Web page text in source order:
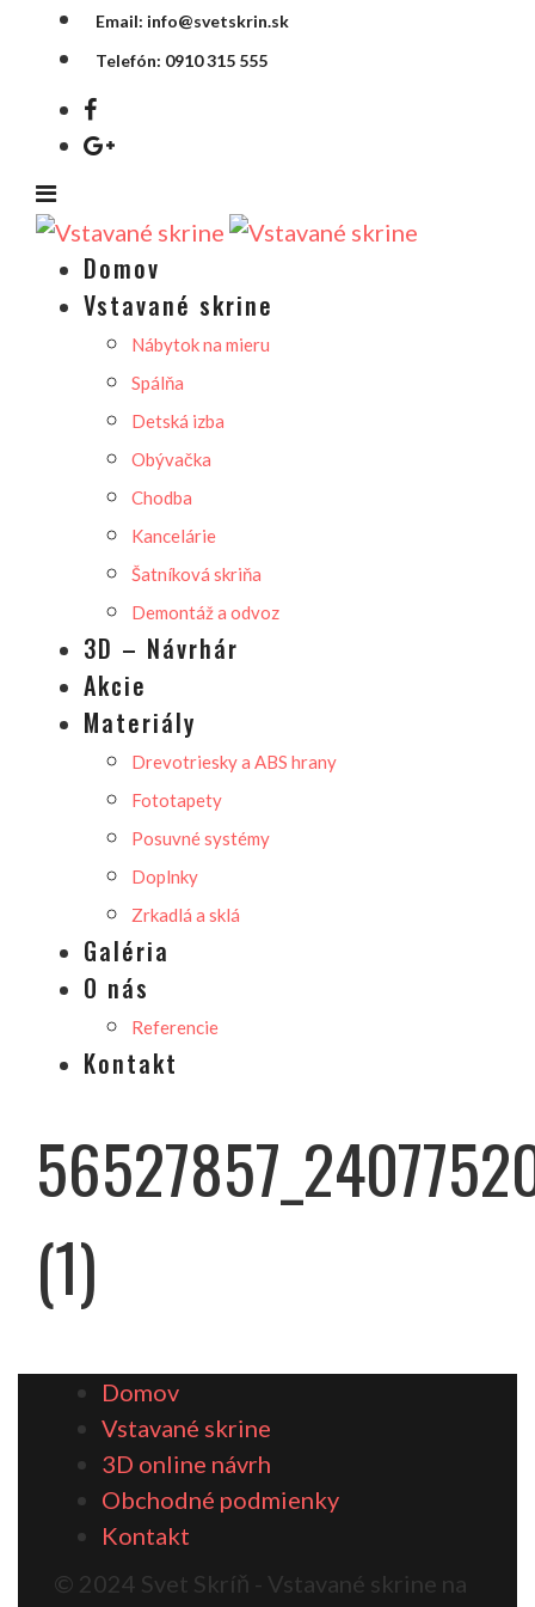
Email: info@svetskrin.sk
Telefón: 0910 315 555
Domov
Vstavané skrine
Nábytok na mieru
Spálňa
Detská izba
Obývačka
Chodba
Kancelárie
Šatníková skriňa
Demontáž a odvoz
3D – Návrhár
Akcie
Materiály
Drevotriesky a ABS hrany
Fototapety
Posuvné systémy
Doplnky
Zrkadlá a sklá
Galéria
O nás
Referencie
Kontakt
(1)
Domov
Vstavané skrine
3D online návrh
Obchodné podmienky
Kontakt
© 2024 Svet Skríň - Vstavané skrine na